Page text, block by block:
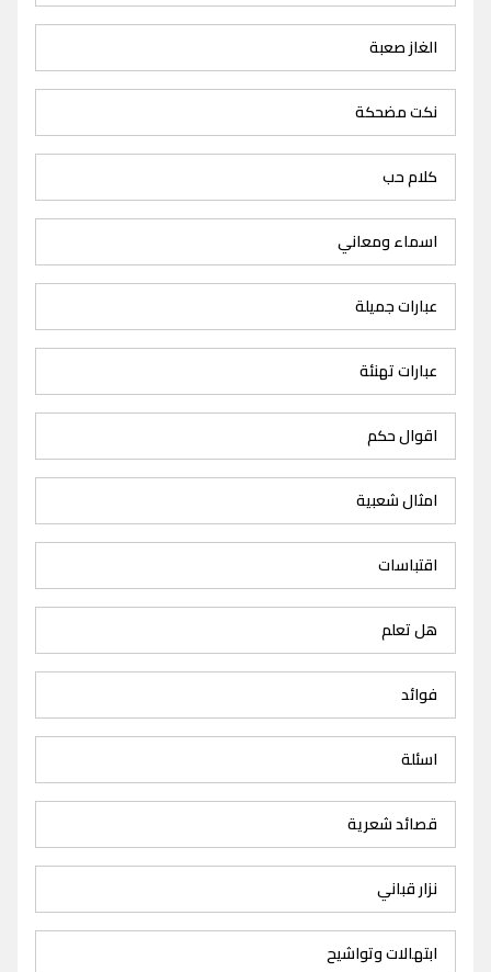
الغاز صعبة
نكت مضحكة
كلام حب
اسماء ومعاني
عبارات جميلة
عبارات تهنئة
اقوال حكم
امثال شعبية
اقتباسات
هل تعلم
فوائد
اسئلة
قصائد شعرية
نزار قباني
ابتهالات وتواشيح